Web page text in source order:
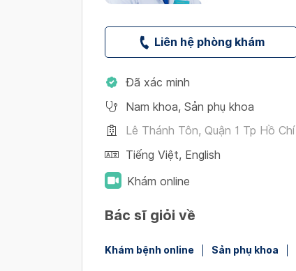
Liên hệ phòng khám
Đã xác minh
Nam khoa, Sản phụ khoa
Lê Thánh Tôn, Quận 1 Tp Hồ
Tiếng Việt, English
Khám online
Bác sĩ giỏi về
Khám bệnh online Sản phụ khoa